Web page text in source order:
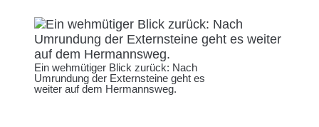
Ein wehmütiger Blick zurück: Nach
Umrundung der Externsteine geht es
weiter auf dem Hermannsweg.